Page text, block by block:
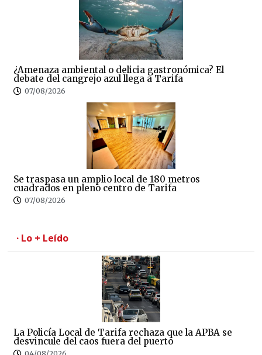
¿Amenaza ambiental o delicia gastronómica? El
debate del cangrejo azul llega a Tarifa
07/08/2026
Se traspasa un amplio local de 180 metros
cuadrados en pleno centro de Tarifa
07/08/2026
· Lo + Leído
La Policía Local de Tarifa rechaza que la APBA se
desvincule del caos fuera del puerto